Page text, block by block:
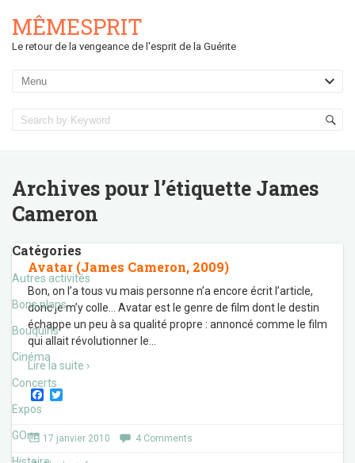
MÊMESPRIT
Le retour de la vengeance de l'esprit de la Guérite
Archives pour l’étiquette James
Cameron
Catégories
Autres activités
Bons plans
Bouquins
Cinéma
Concerts
Expos
GOne
Avatar (James Cameron, 2009)
Bon, on l’a tous vu mais personne n’a encore écrit l’article,
donc je m’y colle… Avatar est le genre de film dont le destin
échappe un peu à sa qualité propre : annoncé comme le film
qui allait révolutionner le
Lire la suite ›
F
e
b
o
t
17 janvier 2010 4 Comments